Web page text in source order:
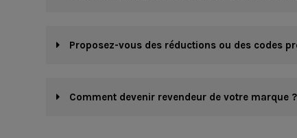
Proposez-vous des réductions ou des codes
Comment devenir revendeur de votre marque ?